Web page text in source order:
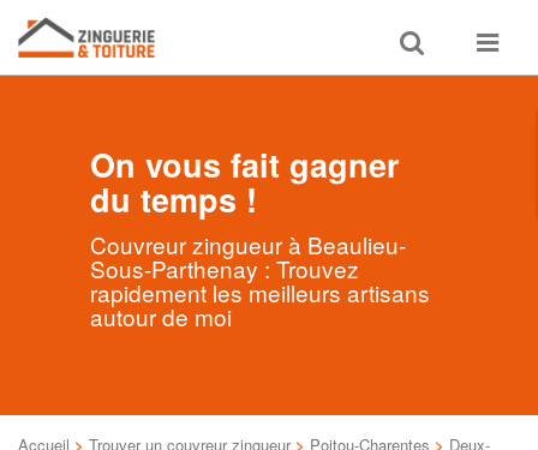
Toggle
search
Toggle
On vous fait gagner
du temps !
Couvreur zingueur à Beaulieu-
Sous-Parthenay : Trouvez
rapidement les meilleurs artisans
autour de moi
Accueil > Trouver un couvreur zingueur > Poitou-Charentes > Deux-